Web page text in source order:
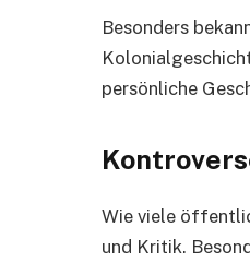
Besonders
persönliche
Wie viele
und Kritik.